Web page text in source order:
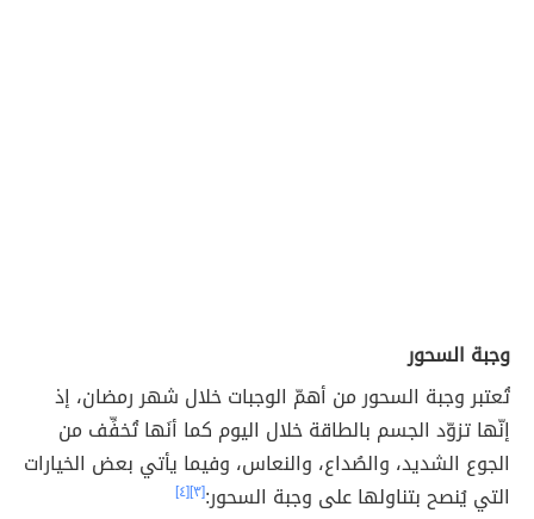
وجبة السحور
تُعتبر وجبة السحور من أهمّ الوجبات خلال شهر رمضان، إذ
إنّها تزوّد الجسم بالطاقة خلال اليوم كما أنَها تُخفِّف من
الجوع الشديد، والصُداع، والنعاس، وفيما يأتي بعض الخيارات
التي يُنصح بتناولها على وجبة السحور:[٣] [٤]